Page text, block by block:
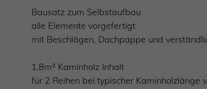
Bausatz zum Selbstaufbau
alle Elemente vorgefertigt
mit Beschlägen, Dachpappe und
1,8m³ Kaminholz Inhalt
für 2 Reihen bei typischer Kaminholzlänge